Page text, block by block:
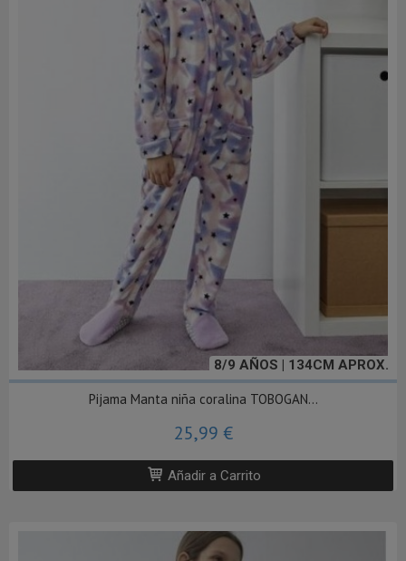
8/9 AÑOS | 134CM APROX.
Pijama Manta niña coralina TOBOGAN...
25,99 €
Añadir a Carrito